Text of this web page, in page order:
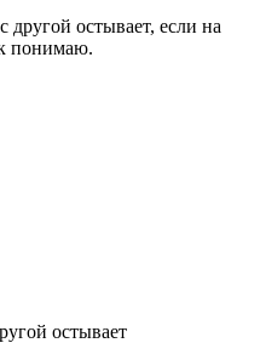
остывает, если на
понимаю.
остывает